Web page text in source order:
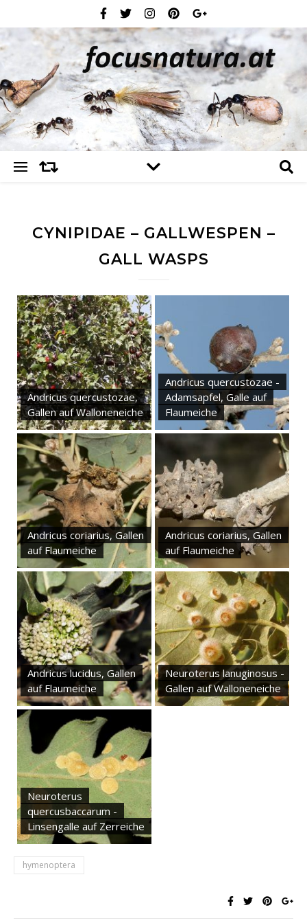
CYNIPIDAE – GALLWESPEN –
GALL WASPS
Andricus quercustozae,
Gallen auf Walloneneiche
Andricus quercustozae -
Adamsapfel, Galle auf
Flaumeiche
Andricus coriarius, Gallen
auf Flaumeiche
Andricus coriarius, Gallen
auf Flaumeiche
Andricus lucidus, Gallen
auf Flaumeiche
Neuroterus lanuginosus -
Gallen auf Walloneneiche
Neuroterus
quercusbaccarum -
Linsengalle auf Zerreiche
hymenoptera